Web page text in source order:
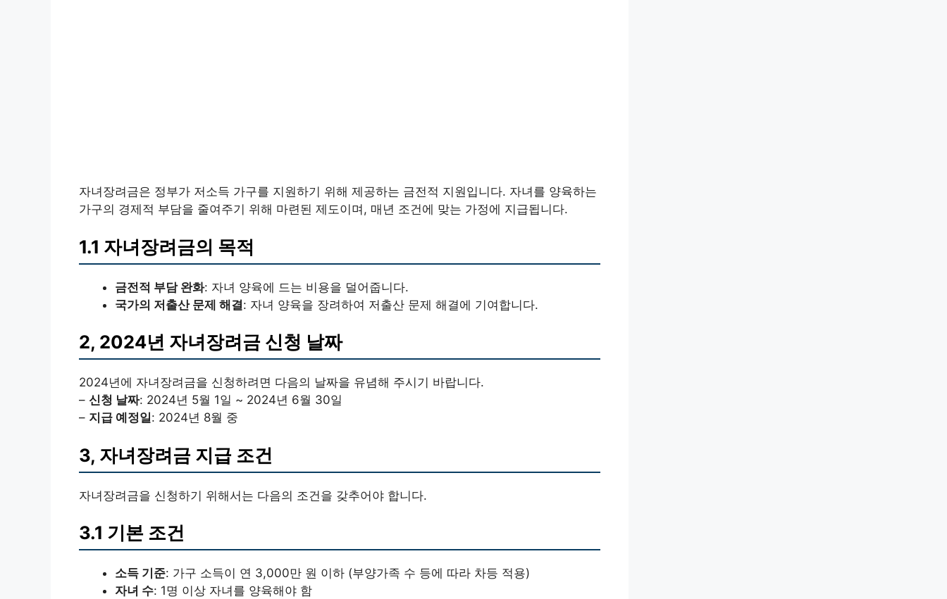
자녀장려금은 정부가 저소득 가구를 지원하기 위해 제공하는 금전적 지원입니다. 자녀를 양육하는
가구의 경제적 부담을 줄여주기 위해 마련된 제도이며, 매년 조건에 맞는 가정에 지급됩니다.
1.1 자녀장려금의 목적
금전적 부담 완화: 자녀 양육에 드는 비용을 덜어줍니다.
국가의 저출산 문제 해결: 자녀 양육을 장려하여 저출산 문제 해결에 기여합니다.
2, 2024년 자녀장려금 신청 날짜
2024년에 자녀장려금을 신청하려면 다음의 날짜을 유념해 주시기 바랍니다.
– 신청 날짜: 2024년 5월 1일 ~ 2024년 6월 30일
– 지급 예정일: 2024년 8월 중
3, 자녀장려금 지급 조건
자녀장려금을 신청하기 위해서는 다음의 조건을 갖추어야 합니다.
3.1 기본 조건
소득 기준: 가구 소득이 연 3,000만 원 이하 (부양가족 수 등에 따라 차등 적용)
자녀 수: 1명 이상 자녀를 양육해야 함